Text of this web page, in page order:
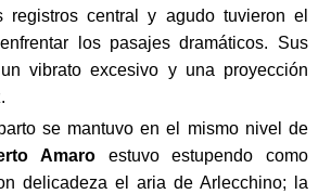
registros central y agudo tuvieron el
los pasajes dramáticos. Sus
vibrato excesivo y una proyección
se mantuvo en el mismo nivel de
Amaro estuvo estupendo como
delicadeza el aria de Arlecchino; la